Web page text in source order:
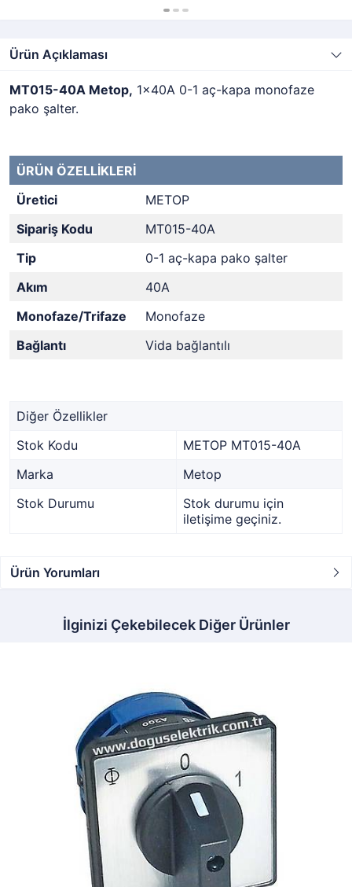
Ürün Açıklaması
MT015-40A Metop, 1x40A 0-1 aç-kapa monofaze
pako şalter.
ÜRÜN ÖZELLİKLERİ
Üretici
METOP
Sipariş Kodu
MT015-40A
Tip
0-1 aç-kapa pako şalter
Akım
40A
Monofaze/Trifaze
Monofaze
Bağlantı
Vida bağlantılı
Diğer Özellikler
Stok Kodu
METOP MT015-40A
Marka
Metop
Stok Durumu
Stok durumu için
iletişime geçiniz.
Ürün Yorumları
İlginizi Çekebilecek Diğer Ürünler